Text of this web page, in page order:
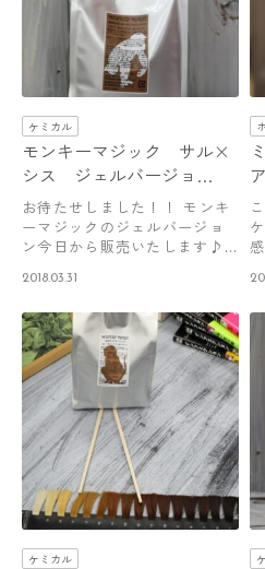
ケミカル
モンキーマジック サル×
シス ジェルバージョ
ン！！
お待たせしました！！ モンキ
ーマジックのジェルバージョ
ン今日から販売いたします♪
2018.03.31
ケミカル